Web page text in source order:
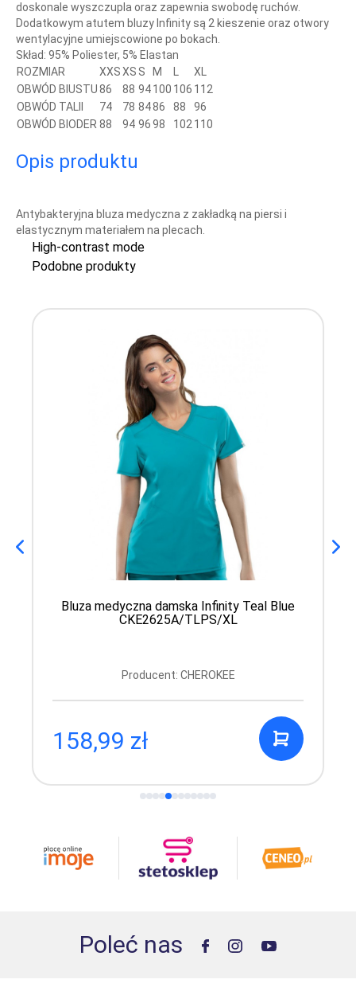
doskonale wyszczupla oraz zapewnia swobodę ruchów.
Dodatkowym atutem bluzy Infinity są 2 kieszenie oraz otwory
wentylacyjne umiejscowione po bokach.
Skład: 95% Poliester, 5% Elastan
ROZMIAR
XXSXS S M
XL
OBWÓD BIUSTU86 88 94100 106 112
OBWÓD TALII
74 78 8486 88
96
OBWÓD BIODER 88 94 9698 102 110
Opis produktu
Antybakteryjna bluza medyczna z zakładką na piersi i
elastycznym materiałem na plecach.
High-contrast mode
Podobne produkty
Bluza medyczna damska Infinity Teal Blue
CKE2625A/TLPS/XL
Producent: CHEROKEE
158,99 zł
Poleć nas